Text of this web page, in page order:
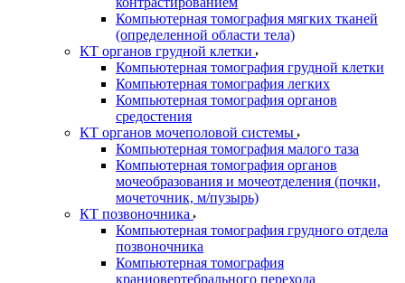
Компьютерная томография мягких тканей
(определенной области тела)
КТ органов грудной клетки
Компьютерная томография грудной клетки
Компьютерная томография легких
Компьютерная томография органов
средостения
КТ органов мочеполовой системы
Компьютерная томография малого таза
Компьютерная томография органов
мочеобразования и мочеотделения (почки,
мочеточник, м/пузырь)
КТ позвоночника
Компьютерная томография грудного отдела
позвоночника
Компьютерная томография
краниовертебрального перехода